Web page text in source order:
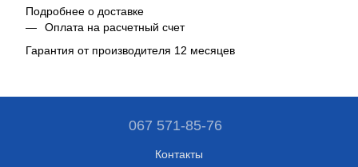
Подробнее о доставке
Оплата на расчетный счет
Гарантия от производителя 12 месяцев
067 571-85-76
Контакты